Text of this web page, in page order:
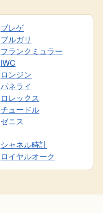
ブレゲ
ブルガリ
フランクミュラー
IWC
ロンジン
パネライ
ロレックス
チュードル
ゼニス
シャネル時計
ロイヤルオーク